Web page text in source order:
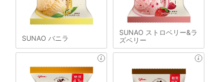
SUNAO バニラ
SUNAO ストロベリー&ラ
ズベリー